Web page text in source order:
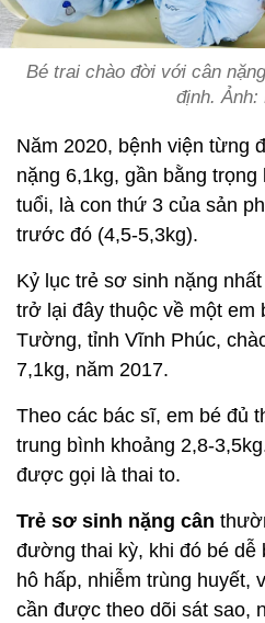
Bé trai chào đời với cân
định. Ảnh:
Năm 2020, bệnh viện từng
nặng 6,1kg, gần bằng
tuổi, là con thứ 3 của sản
trước đó (4,5-5,3kg).
Kỷ lục trẻ sơ sinh nặng
trở lại đây thuộc về một em
Tường, tỉnh Vĩnh Phúc,
7,1kg, năm 2017.
Theo các bác sĩ, em bé đủ
trung bình khoảng 2,8-
được gọi là thai to.
Trẻ sơ sinh nặng cân
đường thai kỳ, khi đó bé
hô hấp, nhiễm trùng
cần được theo dõi sát sao,